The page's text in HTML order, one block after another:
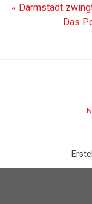
« Darmstadt
Das